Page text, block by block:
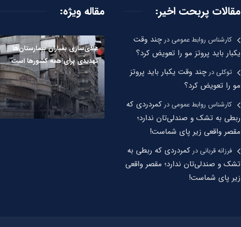
مقالات پربحت اخیر:
کارشناس روابط عمومیدرچند وقت
یکبار باید پروتز مو را تعویض کرد؟
توکلیدرچند وقت یکبار باید پروتز
مو را تعویض کرد؟
کارشناس روابط عمومیدر کمردردی که
ربطی به تشک و صندلی‌تان ندارد؛
مقصر واقعی زیر پای شماست!
فرزانه قربانیدر کمردردی که ربطی به
تشک و صندلی‌تان ندارد؛ مقصر واقعی
زیر پای شماست!
مقاله ویژه:
عادی‌سازی بمباران بیمارستان‌ها
تهدیدی برای همه کشورها است